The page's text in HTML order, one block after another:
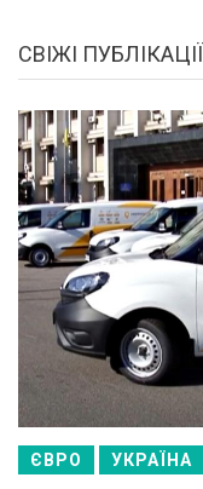
СВІЖІ ПУБЛІКАЦІЇ
ЄВРО УКРАЇНА